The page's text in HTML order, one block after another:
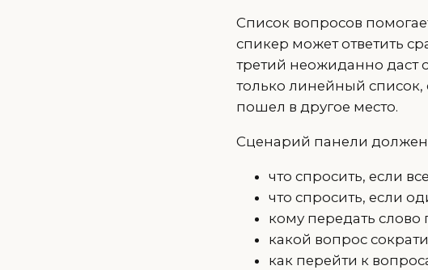
Список вопросов
спикер может ответить
третий неожиданно даст
только линейный список,
пошел в другое место.
Сценарий панели должен
что спросить, если
что спросить, если
кому передать слово
какой вопрос
как перейти к